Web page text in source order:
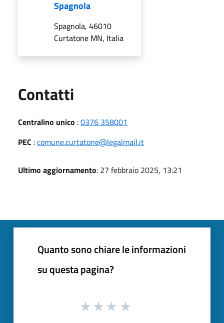
Spagnola
Spagnola, 46010
Curtatone MN, Italia
Contatti
Centralino unico :0376 358001
PEC :comune.curtatone@legalmail.it
Ultimo aggiornamento: 27 febbraio 2025, 13:21
Quanto sono chiare le informazioni
su questa pagina?